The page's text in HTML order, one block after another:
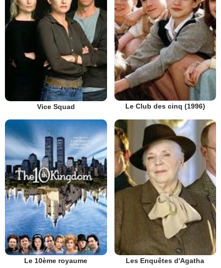
Vice Squad Le Club des cinq (1996)
Le 10ème royaume Les Enquêtes d'Agatha